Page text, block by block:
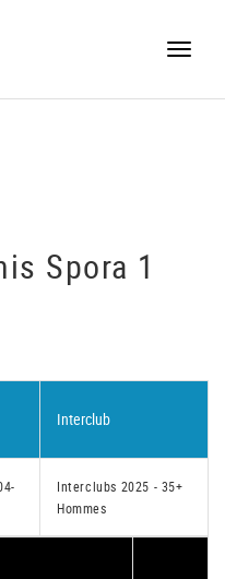
Toggle
Spora 1
Interclub
Interclubs 2025 - 35+
Hommes